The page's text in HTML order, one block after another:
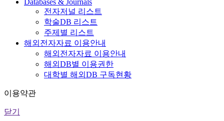
Databases & Journals
전자저널 리스트
학술DB 리스트
주제별 리스트
해외전자자료 이용안내
해외전자자료 이용안내
해외DB별 이용권한
대학별 해외DB 구독현황
이용약관
닫기